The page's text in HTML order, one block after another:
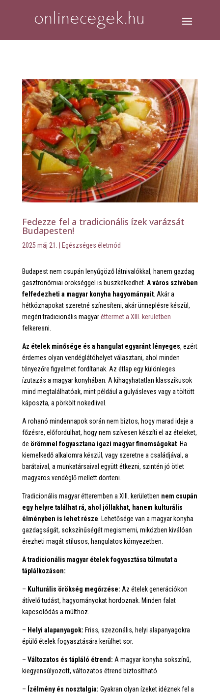
Fedezze fel a tradicionális ízek varázsát
Budapesten!
2025 máj 21. Egészséges életmód
Budapest nem csupán lenyűgöző látnivalókkal, hanem gazdag
gasztronómiai örökséggel is büszkélkedhet. A város szívében
felfedezheti a magyar konyha hagyományait. Akár a
hétköznapokat szeretné színesíteni, akár ünneplésre készül,
megéri tradicionális magyaréttermet a XIII. kerületben
felkeresni.
Az ételek minősége és a hangulat egyaránt lényeges, ezért
érdemes olyan vendéglátóhelyet választani, ahol minden
tényezőre figyelmet fordítanak. Az étlap egy különleges
ízutazás a magyar konyhában. A kihagyhatatlan klasszikusok
mind megtalálhatóak, mint például a gulyásleves vagy a töltött
káposzta, a pörkölt nokedlivel.
A rohanó mindennapok során nem biztos, hogy marad ideje a
főzésre, előfordulhat, hogy nem szívesen készíti el az ételeket,
de örömmel fogyasztana igazi magyar finomságokat. Ha
kiemelkedő alkalomra készül, vagy szeretne a családjával, a
barátaival, a munkatársaival együtt étkezni, szintén jó ötlet
magyaros vendéglő mellett dönteni.
Tradicionális magyar étteremben a XIII. kerületben nem csupán
egy helyre találhat rá, ahol jóllakhat, hanem kulturális
élményben is lehet része . Lehetősége van a magyar konyha
gazdagságát, sokszínűségét megismerni, miközben kiválóan
érezheti magát stílusos, hangulatos környezetben.
A tradicionális magyar ételek fogyasztása túlmutat a
táplálkozáson:
– Kulturális örökség megőrzése: Az ételek generációkon
átívelő tudást, hagyományokat hordoznak. Minden falat
kapcsolódás a múlthoz.
– Helyi alapanyagok: Friss, szezonális, helyi alapanyagokra
épülő ételek fogyasztására kerülhet sor.
– Változatos és tápláló étrend: A magyar konyha sokszínű,
kiegyensúlyozott, változatos étrend biztosítható.
– Ízélmény és nosztalgia: Gyakran olyan ízeket idéznek fel a